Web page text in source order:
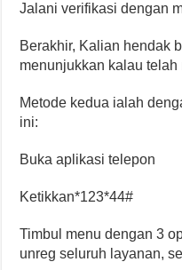
Jalani verifikasi dengan
Berakhir, Kalian hendak
menunjukkan kalau
Metode kedua ialah
ini:
Buka aplikasi telepon
Ketikkan*123*44#
Timbul menu dengan 3
unreg seluruh layanan,